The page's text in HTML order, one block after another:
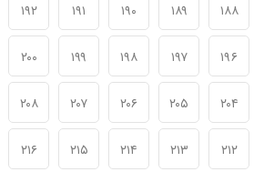
۱۸۸ ۱۸۹ ۱۹۰ ۱۹۱ ۱۹۲
۱۹۶ ۱۹۷ ۱۹۸ ۱۹۹ ۲۰۰
۲۰۴ ۲۰۵ ۲۰۶ ۲۰۷ ۲۰۸
۲۱۲ ۲۱۳ ۲۱۴ ۲۱۵ ۲۱۶